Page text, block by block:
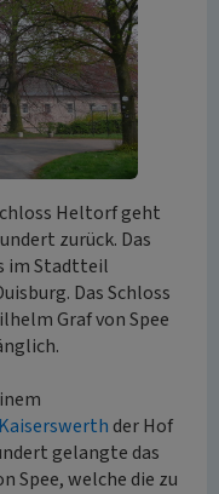
Heltorf geht
zurück. Das
im Stadtteil
Das Schloss
Graf von Spee
der Hof
gelangte das
Spee, welche die zu